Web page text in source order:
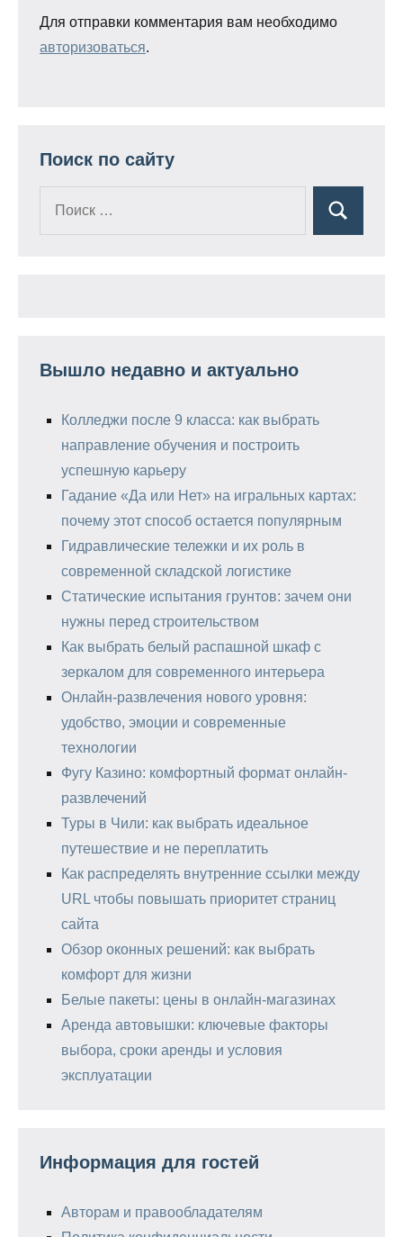
Для отправки комментария вам необходимо
авторизоваться.
Поиск по сайту
Поиск
Вышло недавно и актуально
Колледжи после 9 класса: как выбрать
направление обучения и построить
успешную карьеру
Гадание «Да или Нет» на игральных картах:
почему этот способ остается популярным
Гидравлические тележки и их роль в
современной складской логистике
Статические испытания грунтов: зачем они
нужны перед строительством
Как выбрать белый распашной шкаф с
зеркалом для современного интерьера
Онлайн-развлечения нового уровня:
удобство, эмоции и современные
технологии
Фугу Казино: комфортный формат онлайн-
развлечений
Туры в Чили: как выбрать идеальное
путешествие и не переплатить
Как распределять внутренние ссылки между
URL чтобы повышать приоритет страниц
сайта
Обзор оконных решений: как выбрать
комфорт для жизни
Белые пакеты: цены в онлайн-магазинах
Аренда автовышки: ключевые факторы
выбора, сроки аренды и условия
эксплуатации
Информация для гостей
Авторам и правообладателям